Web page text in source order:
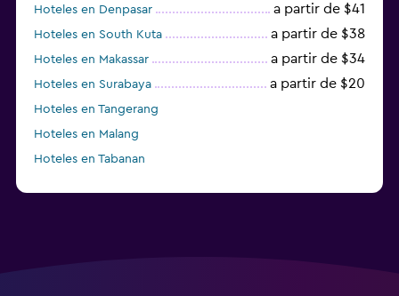
Hoteles en Denpasar a partir de $41
Hoteles en South Kuta a partir de $38
Hoteles en Makassar a partir de $34
Hoteles en Surabaya a partir de $20
Hoteles en Tangerang
Hoteles en Malang
Hoteles en Tabanan